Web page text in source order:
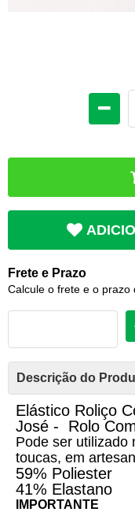
Frete e Prazo
Calcule o frete e o
Descrição do
Elástico Roliço
José - Rolo
Pode ser utilizado
toucas, em
59% Poliester
41% Elastano
IMPORTANTE